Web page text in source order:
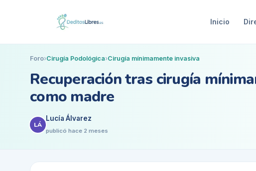
Inicio
Foro›Cirugía Podológica›Cirugía mínimamente invasiva
Recuperación tras cirugía
como madre
LÁ
Lucía Álvarez
publicó hace 2 meses